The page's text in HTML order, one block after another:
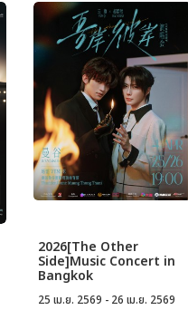
2026[The Other
Side]Music Concert in
Bangkok
25 เม.ย. 2569 - 26 เม.ย. 2569